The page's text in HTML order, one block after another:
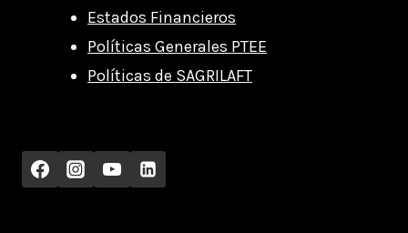
Estados Financieros
Políticas Generales PTEE
Políticas de SAGRILAFT